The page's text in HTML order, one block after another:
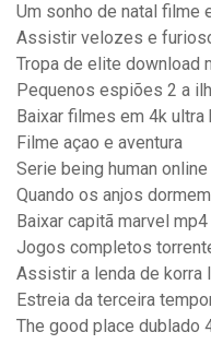
Um sonho de natal filme
Assistir velozes e
Tropa de elite download
Pequenos espiões 2 a
Baixar filmes em 4k ultra
Filme açao e aventura
Serie being human online
Quando os anjos
Baixar capitã marvel mp4
Jogos completos
Assistir a lenda de korra
Estreia da terceira
The good place dublado